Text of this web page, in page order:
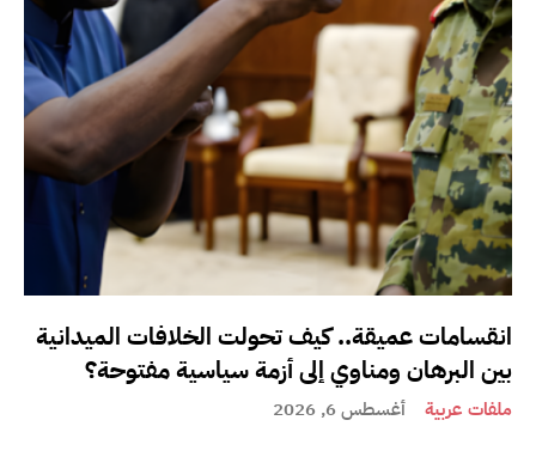
انقسامات عميقة.. كيف تحولت الخلافات الميدانية
بين البرهان ومناوي إلى أزمة سياسية مفتوحة؟
ملفات عربية أغسطس 6, 2026